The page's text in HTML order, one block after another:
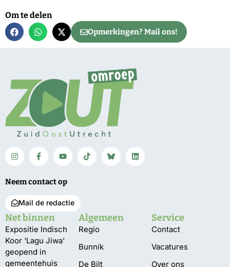
Om te delen
Opmerkingen? Mail ons!
Neem contact op
Mail de redactie
Net binnen
Expositie Indisch
Koor ‘Lagu Jiwa’
geopend in
gemeentehuis
Algemeen
Regio
Bunnik
De Bilt
Service
Contact
Vacatures
Over ons